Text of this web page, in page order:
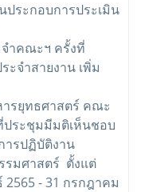
ระกอบการประเมิน
ำคณะฯ ครั้งที่
ะจำสายงาน เพิ่ม
รยุทธศาสตร์ คณะ
ประชุมมีมติเห็นชอบ
ารปฏิบัติงาน
รมศาสตร์ ตั้งแต่
- 31 กรกฎาคม